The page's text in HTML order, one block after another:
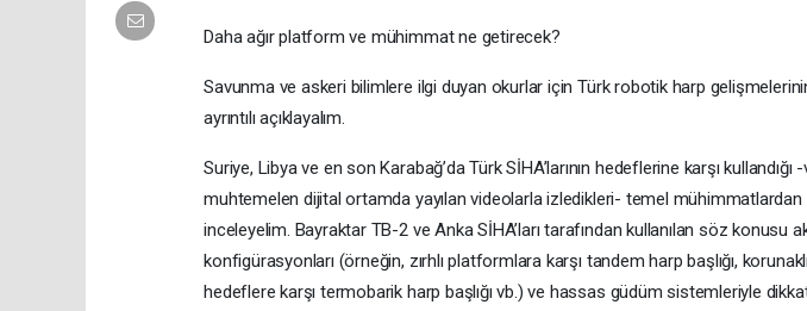
Daha ağır platform ve mühimmat ne getirecek?
Savunma ve askeri bilimlere ilgi duyan okurlar için Türk robotik harp
ayrıntılı açıklayalım.
Suriye, Libya ve en son Karabağ’da Türk SİHA’larının hedeflerine karşı kullandığı
muhtemelen dijital ortamda yayılan videolarla izledikleri- temel mühimmatlardan
inceleyelim. Bayraktar TB-2 ve Anka SİHA’ları tarafından kullanılan söz konusu
konfigürasyonları (örneğin, zırhlı platformlara karşı tandem harp başlığı,
hedeflere karşı termobarik harp başlığı vb.) ve hassas güdüm sistemleriyle